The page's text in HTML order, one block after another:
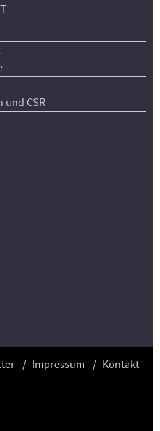
und CSR
Kontakt
Impressum